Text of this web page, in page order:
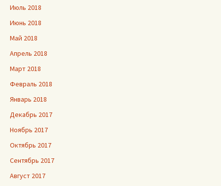
Июль 2018
Июнь 2018
Май 2018
Апрель 2018
Март 2018
Февраль 2018
Январь 2018
Декабрь 2017
Ноябрь 2017
Октябрь 2017
Сентябрь 2017
Август 2017